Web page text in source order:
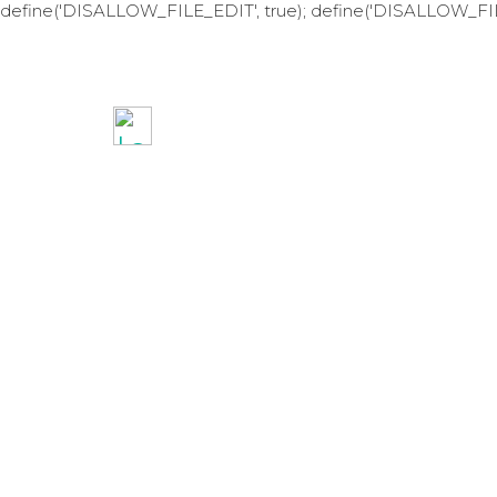
define('DISALLOW_FILE_EDIT', true);